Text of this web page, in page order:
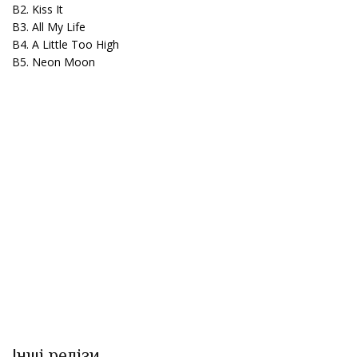
B2. Kiss It
B3. All My Life
B4. A Little Too High
B5. Neon Moon